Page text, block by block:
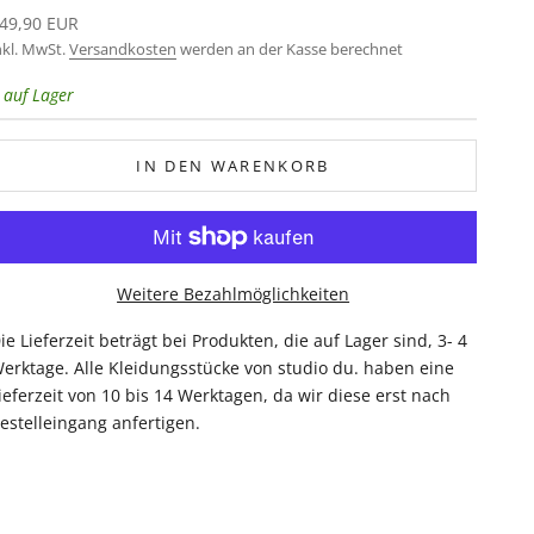
EUR
MwSt.Versandkosten werden an der Kasse berechnet
Lager
IN DEN WARENKORB
Weitere Bezahlmöglichkeiten
Lieferzeit beträgt bei Produkten, die auf Lager sind, 3- 4
Alle Kleidungsstücke von studio du. haben eine
von 10 bis 14 Werktagen, da wir diese erst nach
anfertigen.